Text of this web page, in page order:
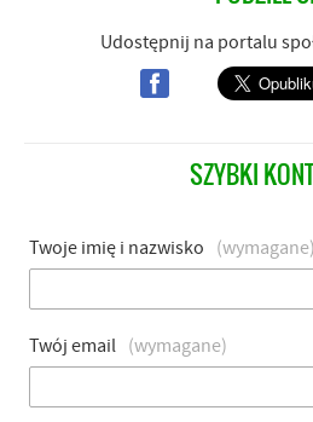
Udostępnij na portalu
SZYBKI
Formularz
kontaktowy
Twoje imię i nazwisko (wymagane)
Twój email (wymagane)